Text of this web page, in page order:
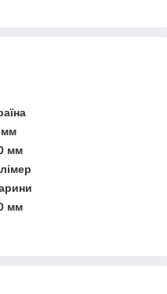
мм
мм
мм